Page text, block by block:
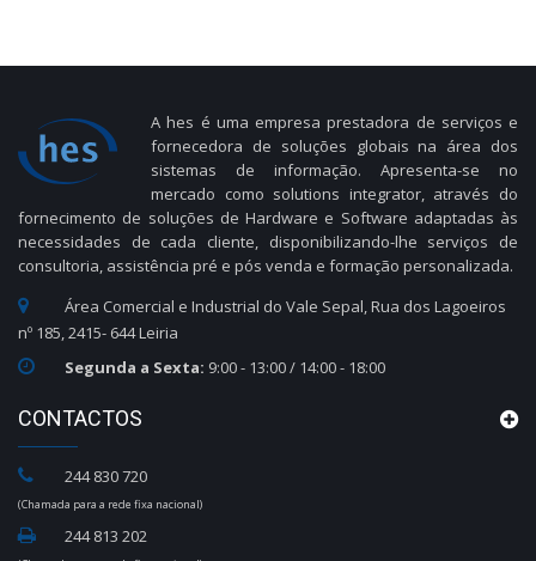
A hes é uma empresa prestadora de serviços e
fornecedora de soluções globais na área dos
sistemas de informação. Apresenta-se no
mercado como solutions integrator, através do
fornecimento de soluções de Hardware e Software adaptadas às
necessidades de cada cliente, disponibilizando-lhe serviços de
consultoria, assistência pré e pós venda e formação personalizada.
Área Comercial e Industrial do Vale Sepal, Rua dos Lagoeiros
nº 185, 2415- 644 Leiria
Segunda a Sexta: 9:00 - 13:00 / 14:00 - 18:00
CONTACTOS
244 830 720
(Chamada para a rede fixa nacional)
244 813 202